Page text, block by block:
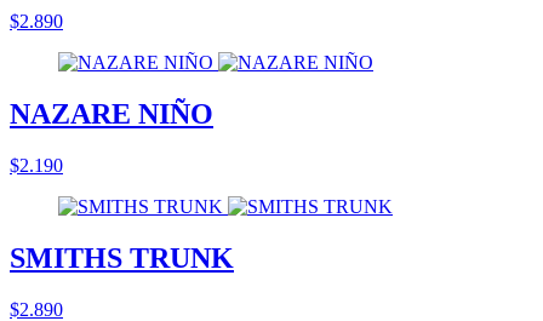
$2.890
NAZARE NIÑO
$2.190
SMITHS TRUNK
$2.890